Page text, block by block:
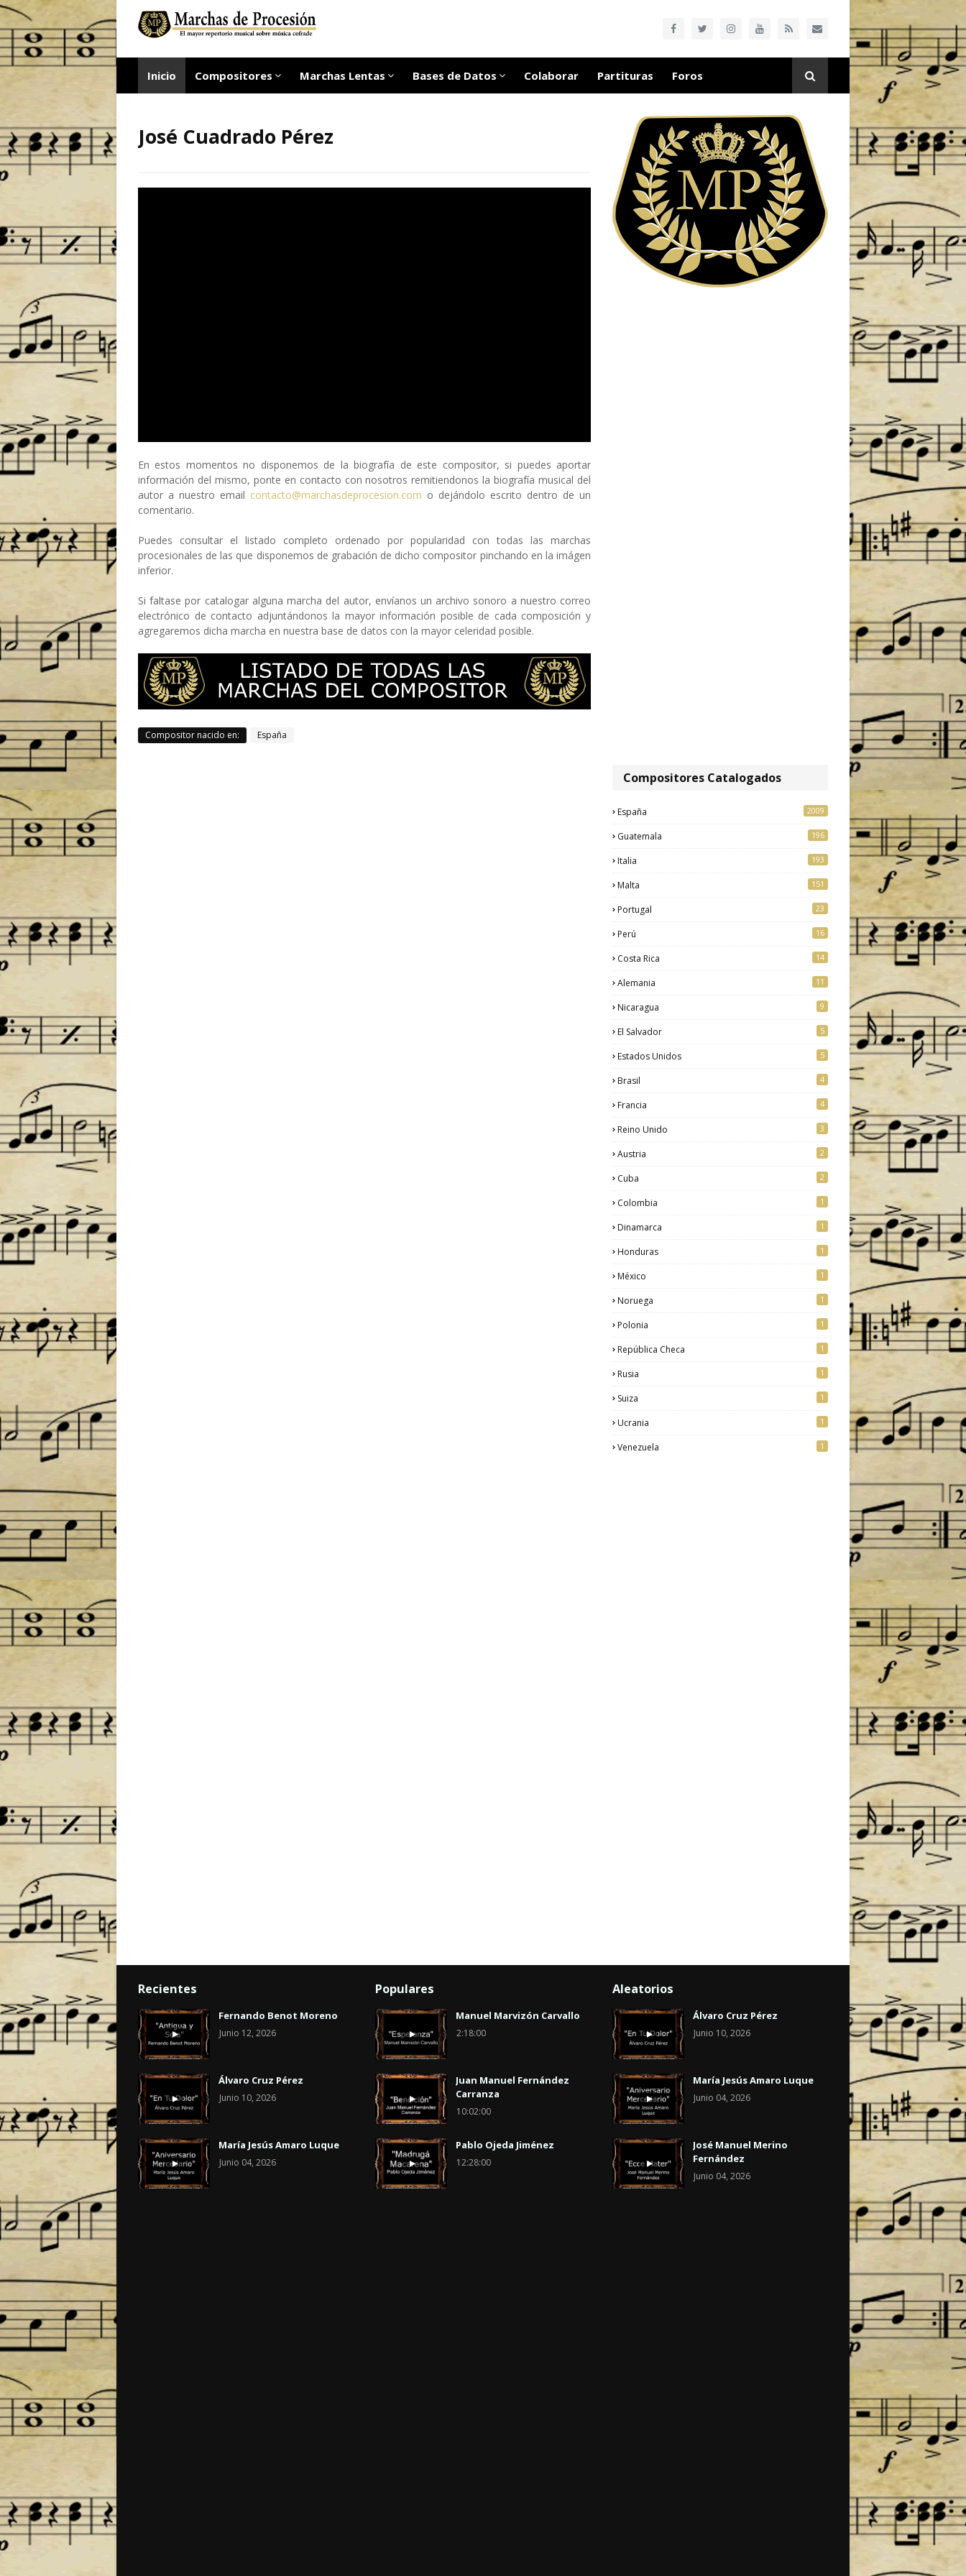
Inicio Compositores Marchas Lentas Bases de Datos Colaborar Partituras Foros
José Cuadrado Pérez
En estos momentos no disponemos de la biografía de este compositor, si puedes aportar
información del mismo, ponte en contacto con nosotros remitiendonos la biografía musical del
autor a nuestro email contacto@marchasdeprocesion.com o dejándolo escrito dentro de un
comentario.
Puedes consultar el listado completo ordenado por popularidad con todas las marchas
procesionales de las que disponemos de grabación de dicho compositor pinchando en la imágen
inferior.
Si faltase por catalogar alguna marcha del autor, envíanos un archivo sonoro a nuestro correo
electrónico de contacto adjuntándonos la mayor información posible de cada composición y
agregaremos dicha marcha en nuestra base de datos con la mayor celeridad posible.
Compositor nacido en: España
Compositores Catalogados
España 2009
Guatemala 196
Italia 193
Malta 151
Portugal 23
Perú 16
Costa Rica 14
Alemania 11
Nicaragua 9
El Salvador 5
Estados Unidos 5
Brasil 4
Francia 4
Reino Unido 3
Austria 2
Cuba 2
Colombia 1
Dinamarca 1
Honduras 1
México 1
Noruega 1
Polonia 1
República Checa 1
Rusia 1
Suiza 1
Ucrania 1
Venezuela 1
Recientes
Fernando Benot Moreno
Junio 12, 2026
Álvaro Cruz Pérez
Junio 10, 2026
María Jesús Amaro Luque
Junio 04, 2026
Populares
Manuel Marvizón Carvallo
2:18:00
Juan Manuel Fernández
Carranza
10:02:00
Pablo Ojeda Jiménez
12:28:00
Aleatorios
Álvaro Cruz Pérez
Junio 10, 2026
María Jesús Amaro Luque
Junio 04, 2026
José Manuel Merino
Fernández
Junio 04, 2026